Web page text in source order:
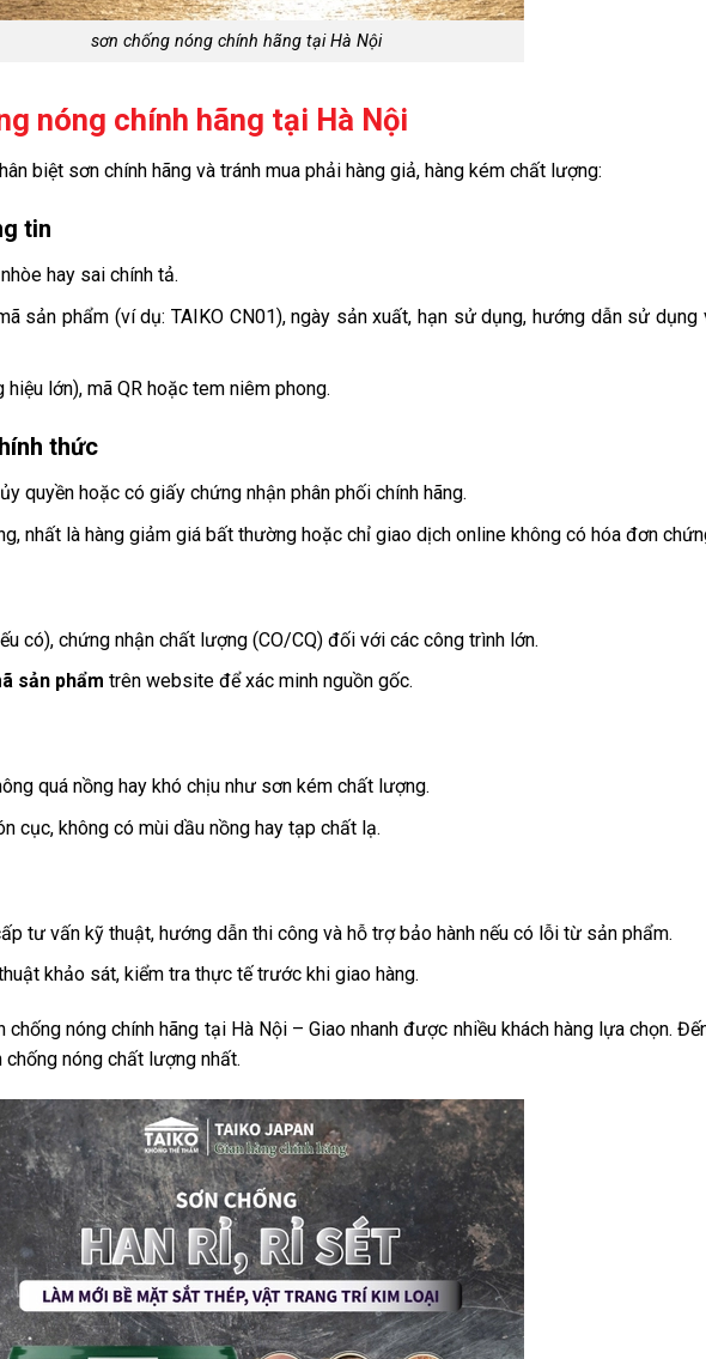
sơn chống nóng chính hãng tại Hà Nội
nóng chính hãng tại Hà Nội
biệt sơn chính hãng và tránh mua phải hàng giả, hàng kém chất lượng:
tin
hay sai chính tả.
sản phẩm (ví dụ: TAIKO CN01), ngày sản xuất, hạn sử dụng, hướng dẫn sử dụng
lớn), mã QR hoặc tem niêm phong.
thức
quyền hoặc có giấy chứng nhận phân phối chính hãng.
nhất là hàng giảm giá bất thường hoặc chỉ giao dịch online không có hóa đơn
có), chứng nhận chất lượng (CO/CQ) đối với các công trình lớn.
sản phẩm trên website để xác minh nguồn gốc.
quá nồng hay khó chịu như sơn kém chất lượng.
cục, không có mùi dầu nồng hay tạp chất lạ.
tư vấn kỹ thuật, hướng dẫn thi công và hỗ trợ bảo hành nếu có lỗi từ sản phẩm.
khảo sát, kiểm tra thực tế trước khi giao hàng.
nóng chính hãng tại Hà Nội – Giao nhanh được nhiều khách hàng lựa chọn.
nóng chất lượng nhất.